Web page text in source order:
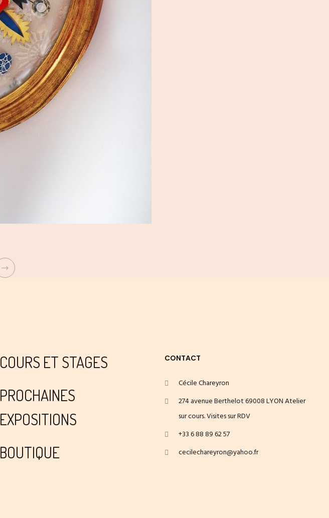
COURS ET STAGES
PROCHAINES
EXPOSITIONS
BOUTIQUE
CONTACT
Cécile Chareyron
274 avenue Berthelot 69008 LYON Atelier
sur cours. Visites sur RDV
+33 6 88 89 62 57
cecilechareyron@yahoo.fr